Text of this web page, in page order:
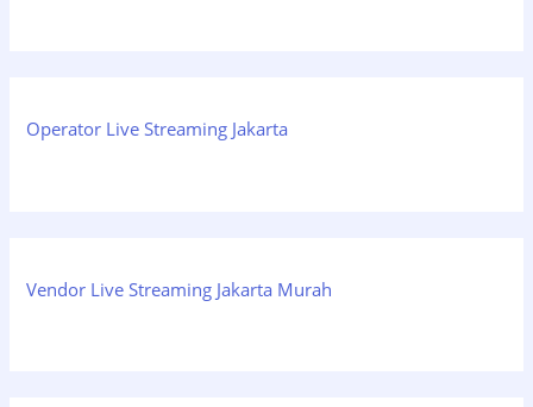
Operator Live Streaming Jakarta
Vendor Live Streaming Jakarta Murah